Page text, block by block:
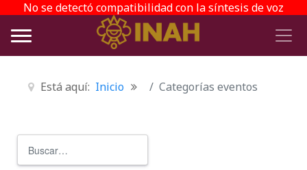
No se detectó compatibilidad con la síntesis de voz
Está aquí: Inicio Categorías eventos